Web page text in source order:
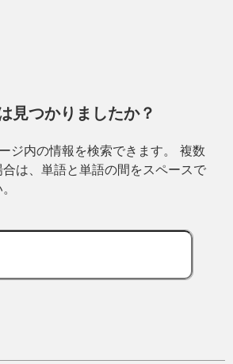
見つかりましたか？
ジ内の情報を検索できます。 複数
は、単語と単語の間をスペースで